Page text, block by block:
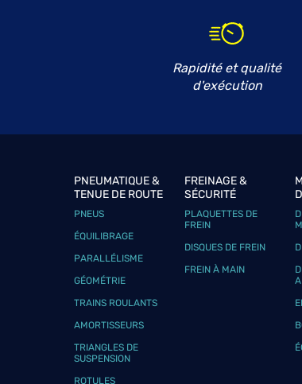
Rapidité et qualité
d'exécution
PNEUMATIQUE &
TENUE DE ROUTE
PNEUS
ÉQUILIBRAGE
PARALLÉLISME
GÉOMÉTRIE
TRAINS ROULANTS
AMORTISSEURS
TRIANGLES DE
SUSPENSION
ROTULES
FREINAGE &
SÉCURITÉ
PLAQUETTES DE
FREIN
DISQUES DE FREIN
FREIN À MAIN